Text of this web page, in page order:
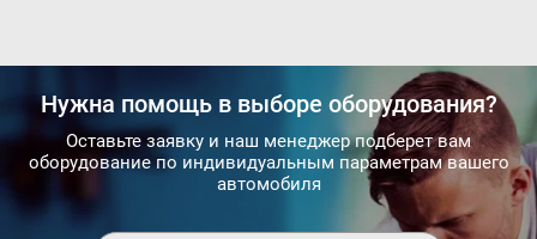
Нужна помощь в выборе оборудования?
Оставьте заявку и наш менеджер подберет вам
оборудование по индивидуальным параметрам вашего
автомобиля